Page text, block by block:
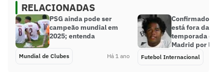
RELACIONADAS
PSG ainda pode ser
campeão mundial em
2025; entenda
Mundial de Clubes Há 1 ano
Confirmado:
está fora da
temporada
Madrid por
Futebol Internacional